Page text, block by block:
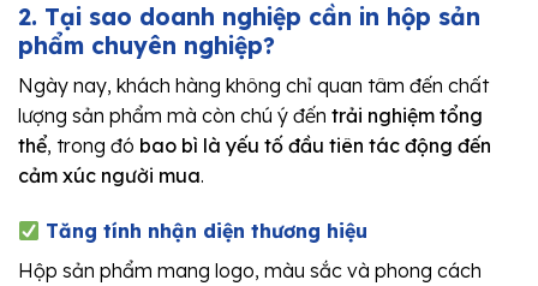
2. Tại sao doanh nghiệp cần in hộp sản
phẩm chuyên nghiệp?
Ngày nay, khách hàng không chỉ quan tâm đến chất
lượng sản phẩm mà còn chú ý đến trải nghiệm tổng
thể, trong đó bao bì là yếu tố đầu tiên tác động đến
cảm xúc người mua.
Tăng tính nhận diện thương hiệu
Hộp sản phẩm mang logo, màu sắc và phong cách